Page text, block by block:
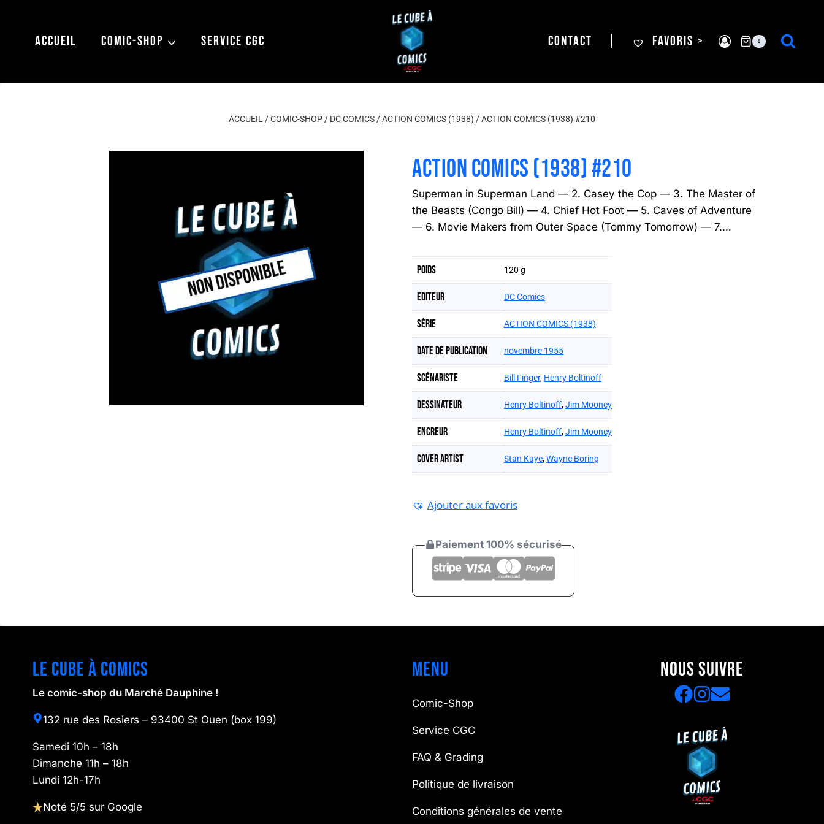
contenuACCUEIL COMIC-SHOP SERVICE CGC CONTACT FAVORIS > 0
ACCUEIL/COMIC-SHOP/ DC COMICS/ACTION COMICS (1938) /ACTION COMICS (1938) #210
ACTION COMICS (1938) #210
Superman in Superman Land — 2. Casey the Cop — 3. The Master of
the Beasts (Congo Bill) — 4. Chief Hot Foot — 5. Caves of Adventure
— 6. Movie Makers from Outer Space (Tommy Tomorrow) — 7.…
Poids 120 g
Editeur DC Comics
Série ACTION COMICS (1938)
Date de publication novembre 1955
Scénariste Bill Finger, Henry Boltinoff
Dessinateur Henry Boltinoff,Jim Mooney
Encreur Henry Boltinoff,Jim Mooney
Cover artist Stan Kaye,Wayne Boring
Ajouter aux favoris
Paiement 100% sécurisé
Le cube à comics
Le comic-shop du Marché Dauphine !
132 rue des Rosiers – 93400 St Ouen (box 199)
Samedi 10h – 18h
Dimanche 11h – 18h
Lundi 12h-17h
Noté 5/5 sur Google
Menu
Comic-Shop
Service CGC
FAQ & Grading
Politique de livraison
Conditions générales de vente
NOUS SUIVRE